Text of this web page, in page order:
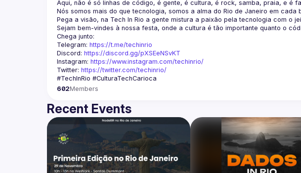
Telegram: https://t.me/techinrio
Discord: https://discord.gg/pXSEeNSvKT
Instagram: https://www.instagram.com/techinrio/
Twitter: https://twitter.com/techinrio/
602Members
Recent Events